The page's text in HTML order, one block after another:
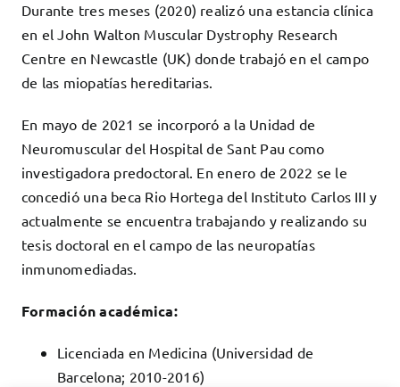
Durante tres meses (2020) realizó una estancia clínica
en el John Walton Muscular Dystrophy Research
Centre en Newcastle (UK) donde trabajó en el campo
de las miopatías hereditarias.
En mayo de 2021 se incorporó a la Unidad de
Neuromuscular del Hospital de Sant Pau como
investigadora predoctoral. En enero de 2022 se le
concedió una beca Rio Hortega del Instituto Carlos III y
actualmente se encuentra trabajando y realizando su
tesis doctoral en el campo de las neuropatías
inmunomediadas.
Formación académica:
Licenciada en Medicina (Universidad de
Barcelona; 2010-2016)